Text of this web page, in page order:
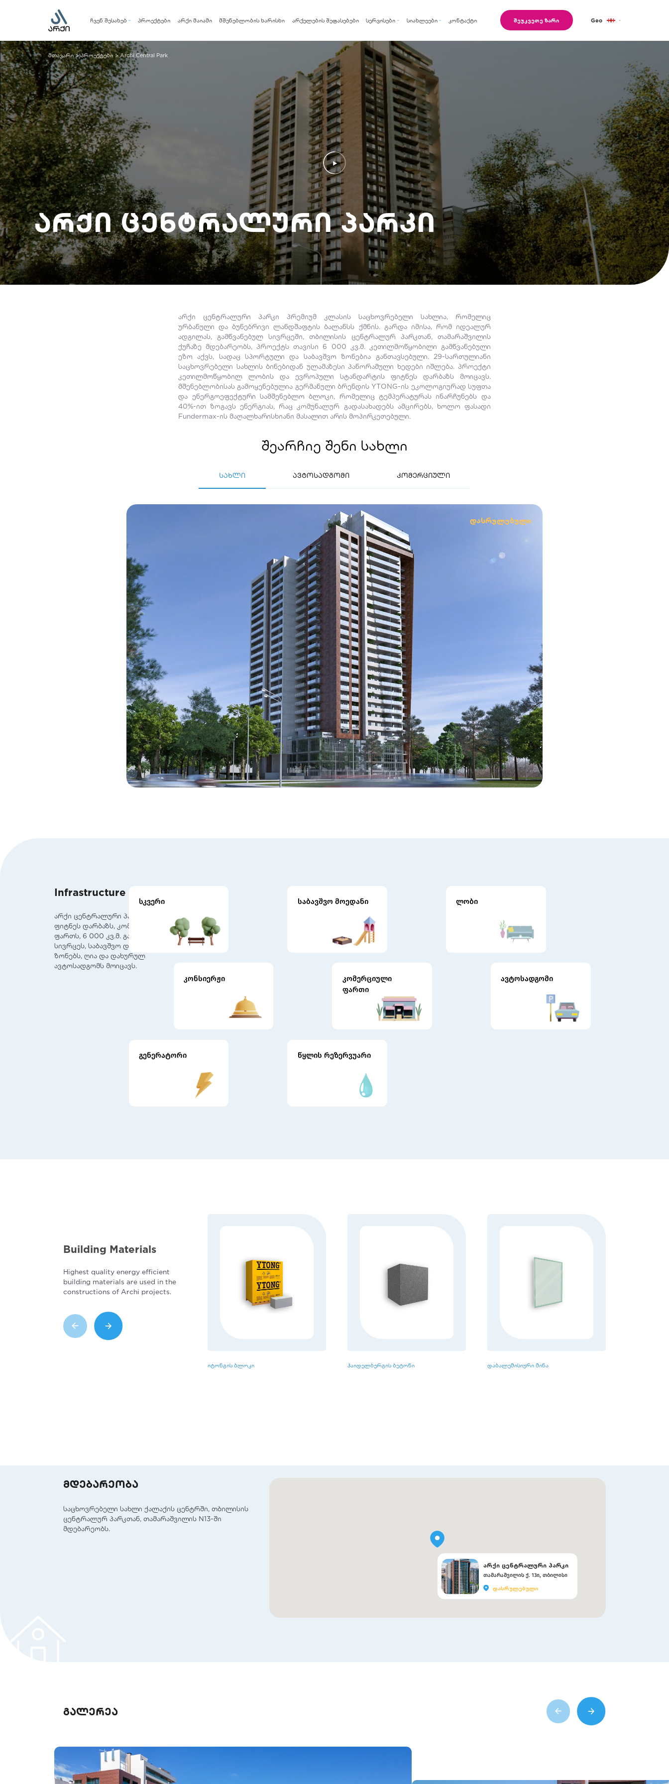
ჩვენ შესახებ
კომპანია
მენეჯმენტის გუნდი
სოციალური პასუხისმგებლობა
პროექტები არქი მაიამი მშენებლობის ხარისხი არქელების შეფასებები სერვისები
არქი ქარდი
არქი ფიქსი
არქი რენთი
სიახლეები
სიახლეები
ბლოგი
კონტაქტი შეუკვეთე ზარი Geo
მთავარი > პროექტები > Archi Central Park
არქი ცენტრალური პარკი
არქი ცენტრალური პარკი პრემიუმ კლასის საცხოვრებელი სახლია, რომელიც
ურბანული და ბუნებრივი ლანდშაფტის ბალანსს ქმნის. გარდა იმისა, რომ იდეალურ
ადგილას, გამწვანებულ სივრცეში, თბილისის ცენტრალურ პარკთან, თამარაშვილის
ქუჩაზე მდებარეობს, პროექტს თავისი 6 000 კვ.მ. კეთილმოწყობილი გამწვანებული
ეზო აქვს, სადაც სპორტული და საბავშვო ზონებია განთავსებული. 29-სართულიანი
საცხოვრებელი სახლის ბინებიდან ულამაზესი პანორამული ხედები იშლება. პროექტი
კეთილმოწყობილ ლობის და ევროპული სტანდარტის ფიტნეს დარბაზს მოიცავს.
მშენებლობისას გამოყენებულია გერმანული ბრენდის YTONG-ის ეკოლოგიურად სუფთა
და ენერგოეფექტური სამშენებლო ბლოკი, რომელიც ტემპერატურას ინარჩუნებს და
40%-ით ზოგავს ენერგიას, რაც კომუნალურ გადასახადებს ამცირებს, ხოლო ფასადი
Fundermax-ის მაღალხარისხიანი მასალით არის მოპირკეთებული.
შეარჩიე შენი სახლი
სახლი ავტოსადგომი კომერციული
დასრულებული
Infrastructure
არქი ცენტრალური პარკი ლობის,
ფიტნეს დარბაზს, კომერციულ
ფართს, 6 000 კვ.მ. გამწვანებულ
სივრცეს, საბავშვო და სპორტულ
ზონებს, ღია და დახურულ
ავტოსადგომს მოიცავს.
სკვერი საბავშვო მოედანი ლობი
კონსიერჟი
კომერციული
ფართი
ავტოსადგომი
გენერატორი წყლის რეზერვუარი
Building Materials
Highest quality energy efficient
building materials are used in the
constructions of Archi projects.
იტონგის ბლოკი ჰაიდელბერგის ბეტონი დაბალემისიური მინა
მდებარეობა
საცხოვრებელი სახლი ქალაქის ცენტრში, თბილისის
ცენტრალურ პარკთან, თამარაშვილის N13-ში
მდებარეობს.
არქი ცენტრალური პარკი
თამარაშვილის ქ. 13ი, თბილისი
დასრულებული
გალერეა